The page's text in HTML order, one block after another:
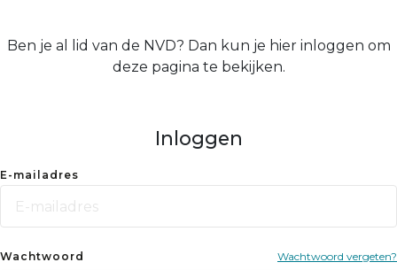
Ben je al lid van de NVD? Dan kun je hier inloggen om
deze pagina te bekijken.
Inloggen
E-mailadres
Wachtwoord Wachtwoord vergeten?